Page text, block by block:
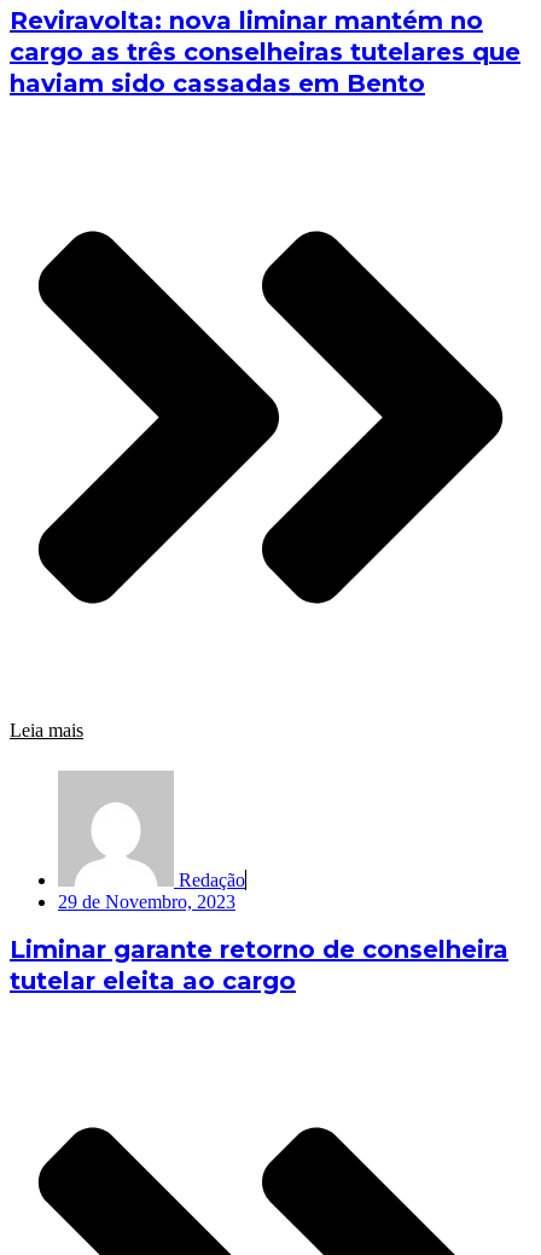
Reviravolta: nova liminar mantém no
cargo as três conselheiras tutelares que
haviam sido cassadas em Bento
Leia mais
Redação
29 de Novembro, 2023
Liminar garante retorno de conselheira
tutelar eleita ao cargo